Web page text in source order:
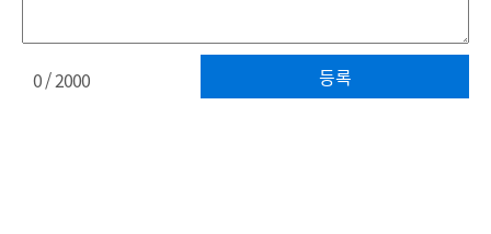
등록
0/ 2000